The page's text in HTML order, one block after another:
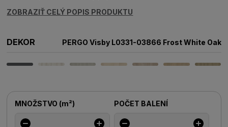
ZOBRAZIŤ CELÝ POPIS PRODUKTU
DEKOR PERGO Visby L0331-03866 Frost White Oak
MNOŽSTVO (m²) POČET BALENÍ